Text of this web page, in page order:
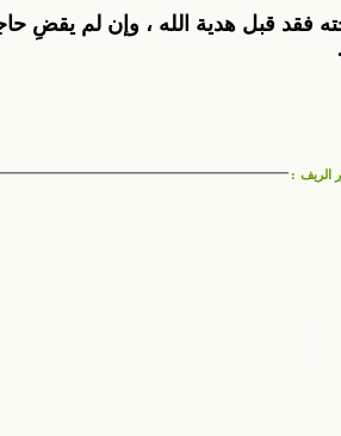
فقد قبل هدية الله ، وإن لم يقضِ
: